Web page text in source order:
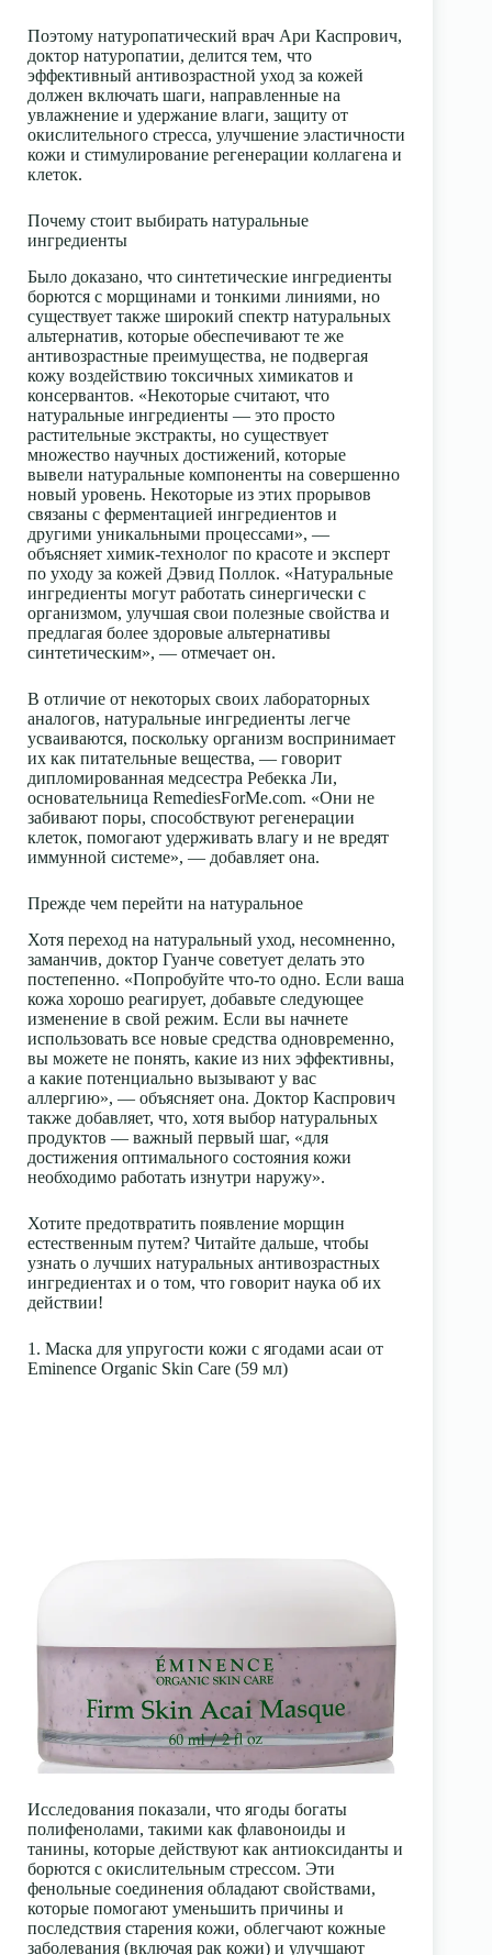
Поэтому натуропатический врач Ари Каспрович,
доктор натуропатии, делится тем, что
эффективный антивозрастной уход за кожей
должен включать шаги, направленные на
увлажнение и удержание влаги, защиту от
окислительного стресса, улучшение эластичности
кожи и стимулирование регенерации коллагена и
клеток.
Почему стоит выбирать натуральные
ингредиенты
Было доказано, что синтетические ингредиенты
борются с морщинами и тонкими линиями, но
существует также широкий спектр натуральных
альтернатив, которые обеспечивают те же
антивозрастные преимущества, не подвергая
кожу воздействию токсичных химикатов и
консервантов. «Некоторые считают, что
натуральные ингредиенты — это просто
растительные экстракты, но существует
множество научных достижений, которые
вывели натуральные компоненты на совершенно
новый уровень. Некоторые из этих прорывов
связаны с ферментацией ингредиентов и
другими уникальными процессами», —
объясняет химик-технолог по красоте и эксперт
по уходу за кожей Дэвид Поллок. «Натуральные
ингредиенты могут работать синергически с
организмом, улучшая свои полезные свойства и
предлагая более здоровые альтернативы
синтетическим», — отмечает он.
В отличие от некоторых своих лабораторных
аналогов, натуральные ингредиенты легче
усваиваются, поскольку организм воспринимает
их как питательные вещества, — говорит
дипломированная медсестра Ребекка Ли,
основательница RemediesForMe.com. «Они не
забивают поры, способствуют регенерации
клеток, помогают удерживать влагу и не вредят
иммунной системе», — добавляет она.
Прежде чем перейти на натуральное
Хотя переход на натуральный уход, несомненно,
заманчив, доктор Гуанче советует делать это
постепенно. «Попробуйте что-то одно. Если ваша
кожа хорошо реагирует, добавьте следующее
изменение в свой режим. Если вы начнете
использовать все новые средства одновременно,
вы можете не понять, какие из них эффективны,
а какие потенциально вызывают у вас
аллергию», — объясняет она. Доктор Каспрович
также добавляет, что, хотя выбор натуральных
продуктов — важный первый шаг, «для
достижения оптимального состояния кожи
необходимо работать изнутри наружу».
Хотите предотвратить появление морщин
естественным путем? Читайте дальше, чтобы
узнать о лучших натуральных антивозрастных
ингредиентах и о том, что говорит наука об их
действии!
1. Маска для упругости кожи с ягодами асаи от
Eminence Organic Skin Care (59 мл)
Исследования показали, что ягоды богаты
полифенолами, такими как флавоноиды и
танины, которые действуют как антиоксиданты и
борются с окислительным стрессом. Эти
фенольные соединения обладают свойствами,
которые помогают уменьшить причины и
последствия старения кожи, облегчают кожные
заболевания (включая рак кожи) и улучшают